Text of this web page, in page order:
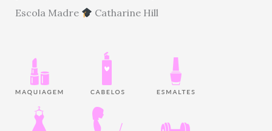
Escola Madre
Catharine Hill